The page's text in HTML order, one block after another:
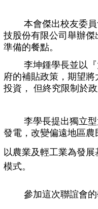
本會傑出校友委
技股份有限公司舉辦
準備的餐點。
李坤鍾學長並以
府的補貼政策 ， 期望將
投資， 但終究限制於
李學長提出獨立
發電，改變偏遠地區農
以農業及輕工業為發展
模式。
參加這次聯誼會